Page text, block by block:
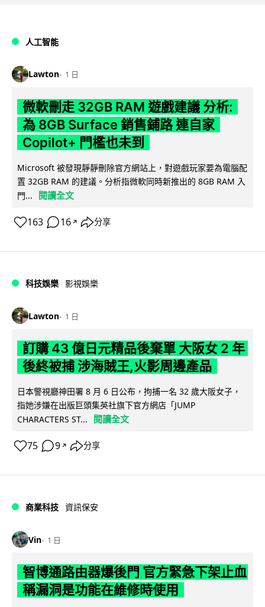
人工智能
Lawton 1 日
微軟刪走 32GB RAM 遊戲建議 分析:
為 8GB Surface 銷售鋪路 連自家
Copilot+ 門檻也未到
Microsoft 被發現靜靜刪除官方網站上，對遊戲玩家要為電腦配
置 32GB RAM 的建議。分析指微軟同時新推出的 8GB RAM 入
門...
閱讀全文
163 16 ↗ 分享
科技娛樂 影視娛樂
Lawton 1 日
訂購 43 億日元精品後棄單 大阪女 2 年
後終被捕 涉海賊王,火影周邊產品
日本警視廳神田署 8 月 6 日公布，拘捕一名 32 歲大阪女子，
指她涉嫌在出版巨頭集英社旗下官方網店「JUMP
CHARACTERS ST...
閱讀全文
75 9 ↗ 分享
商業科技 資訊保安
Vin 1 日
智博通路由器爆後門 官方緊急下架止血
稱漏洞是功能在維修時使用